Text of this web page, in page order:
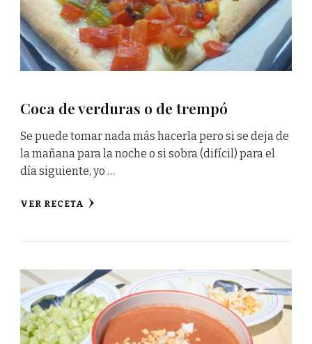
Coca de verduras o de trempó
Se puede tomar nada más hacerla pero si se deja de
la mañana para la noche o si sobra (difícil) para el
día siguiente, yo …
VER RECETA